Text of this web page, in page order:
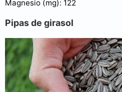
Magnesio (mg): 122
Pipas de girasol